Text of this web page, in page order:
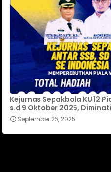
Kejurnas Sepakbola KU 12
s.d 9 Oktober 2025,
September 26, 2025